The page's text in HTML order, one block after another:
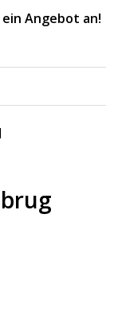
Angebot an!